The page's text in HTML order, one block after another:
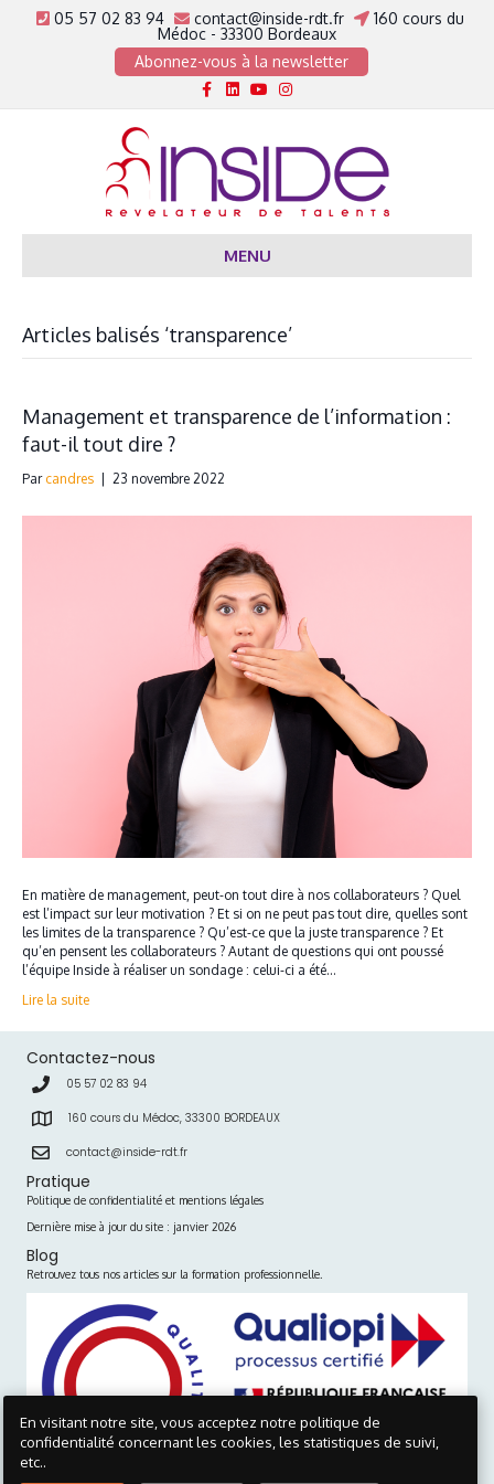
05 57 02 83 94 contact@inside-rdt.fr
160 cours du
Médoc - 33300 Bordeaux
Abonnez-vous à la newsletter
Facebook
LinkedinYoutube
Instagram
MENU
Articles balisés ‘transparence’
Management et transparence de l’information :
faut-il tout dire ?
Par candres 23 novembre 2022
En matière de management, peut-on tout dire à nos collaborateurs ? Quel
est l’impact sur leur motivation ? Et si on ne peut pas tout dire, quelles sont
les limites de la transparence ? Qu’est-ce que la juste transparence ? Et
qu’en pensent les collaborateurs ? Autant de questions qui ont poussé
l’équipe Inside à réaliser un sondage : celui-ci a été…
Lire la suite
Contactez-nous
05 57 02 83 94
160 cours du Médoc, 33300 BORDEAUX
contact@inside-rdt.fr
Pratique
Politique de confidentialité et mentions légales
Dernière mise à jour du site : janvier 2026
Blog
Retrouvez tous nos articles sur la formation professionnelle.
En visitant notre site, vous acceptez notre politique de
confidentialité concernant les cookies, les statistiques de suivi,
etc..